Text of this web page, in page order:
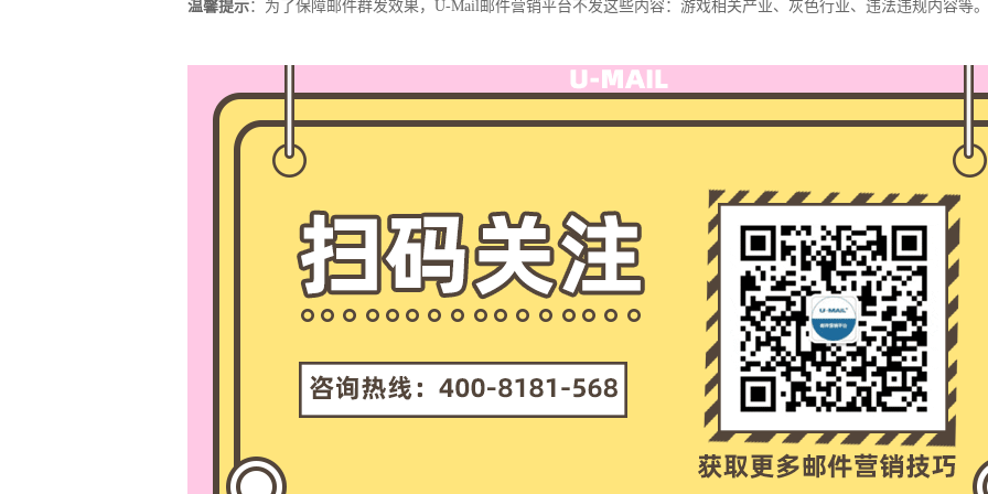
温馨提示：为了保障邮件群发效果，U-Mail邮件营销平台不发这些内容：游戏相关产业、灰色行业、违法违规内容等。